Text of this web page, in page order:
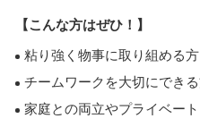
【こんな方はぜひ！】
粘り強く物事に取り組める方
チームワークを大切にでき
家庭との両立やプライベー